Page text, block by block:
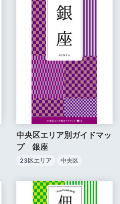
中央区エリア別ガイドマッ
プ 銀座
23区エリア 中央区